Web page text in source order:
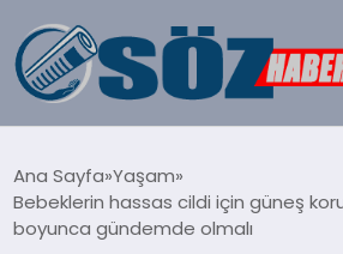
Ana Sayfa Yaşam
Bebeklerin hassas cildi için güneş
boyunca gündemde olmalı